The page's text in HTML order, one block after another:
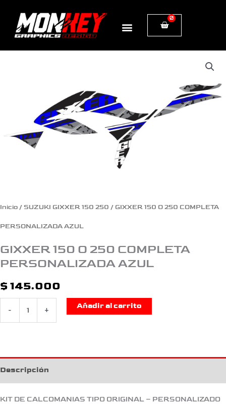
0
Cart
Inicio / SUZUKI GIXXER 150 250 / GIXXER 150 O 250 COMPLETA
PERSONALIZADA AZUL
GIXXER 150 O 250 COMPLETA
PERSONALIZADA AZUL
$ 145.000
-
COMPLETA
+
Añadir al carrito
Descripción
KIT DE CALCOMANIAS TIPO ORIGINAL – PERSONALIZADO